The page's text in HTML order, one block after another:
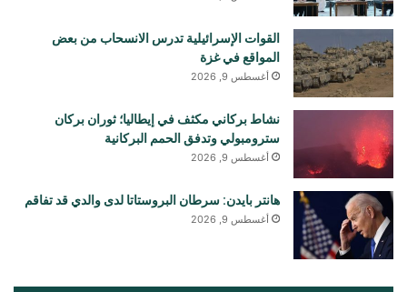
القوات الإسرائيلية تدرس الانسحاب من بعض
المواقع في غزة
أغسطس 9, 2026
نشاط بركاني مكثف في إيطاليا؛ ثوران بركان
سترومبولي وتدفق الحمم البركانية
أغسطس 9, 2026
هانتر بايدن: سرطان البروستاتا لدى والدي قد تفاقم
أغسطس 9, 2026